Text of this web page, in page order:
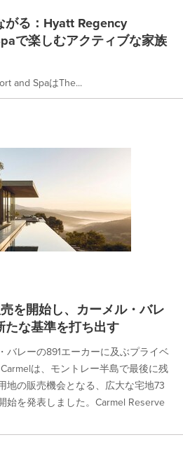
がる：Hyatt Regency
で楽しむアクティブな家族
and SpaはThe...
を開始し、カーメル・バレ
たな基準を打ち出す
バレーの891エーカーに及ぶプライベ
は、モントレー半島で最後に残
地の販売機会となる、広大な宅地73
始を発表しました。Carmel Reserve